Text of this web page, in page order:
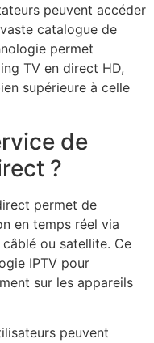
peuvent accéder
catalogue de
permet
TV en direct HD,
supérieure à celle
de
?
permet de
en temps réel via
ou satellite. Ce
IPTV pour
sur les appareils
peuvent